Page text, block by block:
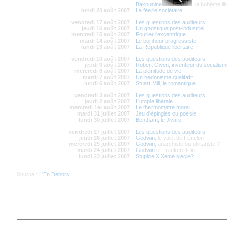
Bakounine
, la bohème
lundi 20 août 2007
La féerie sociétaire
vendredi 17 août 2007
Les questions des auditeurs
jeudi 16 août 2007
Un gnostique post-industriel
mercredi 15 août 2007
Fourier l'excentrique
mardi 14 août 2007
Le bonheur progressiste
lundi 13 août 2007
La République libertaire
vendredi 10 août 2007
Les questions des auditeurs
jeudi 9 août 2007
Robert Owen, inventeur du
mercredi 8 août 2007
La plénitude de vie
mardi 7 août 2007
Un hédonisme qualitatif
lundi 6 août 2007
Stuart Mill, le romantique
vendredi 3 août 2007
Les questions des auditeurs
jeudi 2 août 2007
L’utopie libérale
mercredi 1er août 2007
Le thermomètre moral
mardi 31 juillet 2007
Jeu d'épingles ou poésie
lundi 30 juillet 2007
Bentham, le Jivaro
vendredi 27 juillet 2007
Les questions des auditeurs
jeudi 26 juillet 2007
Godwin , le valet de Fénelon
mercredi 25 juillet 2007
Godwin , anarchiste ou utilitariste ?
mardi 24 juillet 2007
Godwin et Frankenstein
lundi 23 juillet 2007
Stupide XIXème siècle?
Source : L'En Dehors